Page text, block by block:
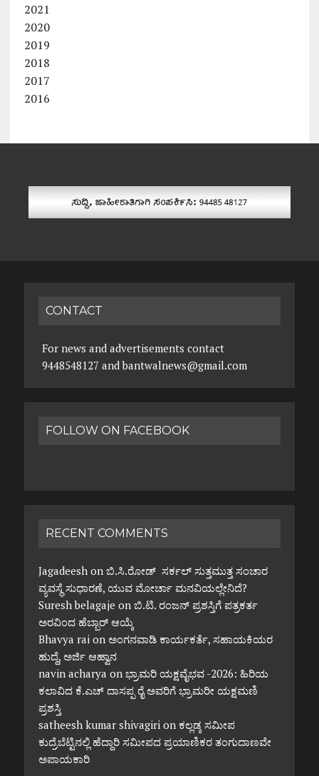
2021
2020
2019
2018
2017
2016
CONTACT
For news and advertisements contact
9448548127 and bantwalnews@gmail.com
FOLLOW ON FACEBOOK
RECENT COMMENTS
Jagadeeshon ಬಿ.ಸಿ.ರೋಡ್ ಸರ್ಕಲ್ ಸುತ್ತಮುತ್ತ ಸಂಚಾರ
ವ್ಯವಸ್ಥೆ ಸುಧಾರಣೆ, ಯುವ ಮೋರ್ಚಾ ಮನವಿಯಲ್ಲೇನಿದೆ?
Suresh belagaje on ಬಿ.ಟಿ. ರಂಜನ್ ಪ್ರಶಸ್ತಿಗೆ ಪತ್ರಕರ್ತ
ಅರವಿಂದ ಹೆಬ್ಬಾರ್ ಆಯ್ಕೆ
Bhavya raion ಅಂಗನವಾಡಿ ಕಾರ್ಯಕರ್ತೆ, ಸಹಾಯಕಿಯರ
ಹುದ್ದೆ, ಅರ್ಜಿ ಆಹ್ವಾನ
navin acharya on ಭ್ರಾಮರಿ ಯಕ್ಷವೈಭವ -2026: ಹಿರಿಯ
ಕಲಾವಿದ ಕೆ.ಎಚ್ ದಾಸಪ್ಪ ರೈ ಅವರಿಗೆ ಭ್ರಾಮರೀ ಯಕ್ಷಮಣಿ
ಪ್ರಶಸ್ತಿ
satheesh kumar shivagirion ಕಲ್ಲಡ್ಕ ಸಮೀಪ
ಕುದ್ರೆಬೆಟ್ಟಿನಲ್ಲಿ ಹೆದ್ದಾರಿ ಸಮೀಪದ ಪ್ರಯಾಣಿಕರ ತಂಗುದಾಣವೇ
ಅಪಾಯಕಾರಿ